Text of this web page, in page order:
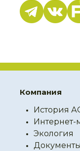
Компания
История
Интернет-
Экология
Документы